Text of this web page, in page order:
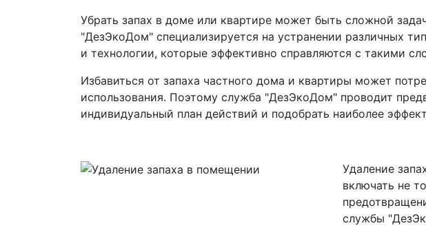
Убрать запах в доме или квартире может быть сложной
"ДезЭкоДом" специализируется на устранении различных
и технологии, которые эффективно справляются с такими
Избавиться от запаха частного дома и квартиры может
использования. Поэтому служба "ДезЭкоДом" проводит
индивидуальный план действий и подобрать наиболее
Удаление
включать не
службы